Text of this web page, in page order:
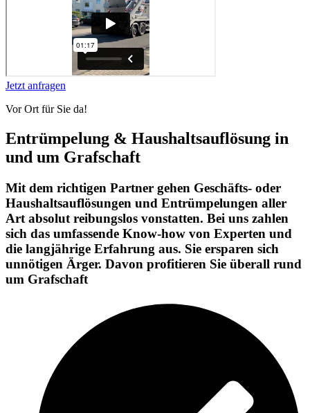
Jetzt anfragen
Vor Ort für Sie da!
Entrümpelung & Haushaltsauflösung in
und um Grafschaft
Mit dem richtigen Partner gehen Geschäfts- oder
Haushaltsauflösungen und Entrümpelungen aller
Art absolut reibungslos vonstatten. Bei uns zahlen
sich das umfassende Know-how von Experten und
die langjährige Erfahrung aus. Sie ersparen sich
unnötigen Ärger. Davon profitieren Sie überall rund
um Grafschaft